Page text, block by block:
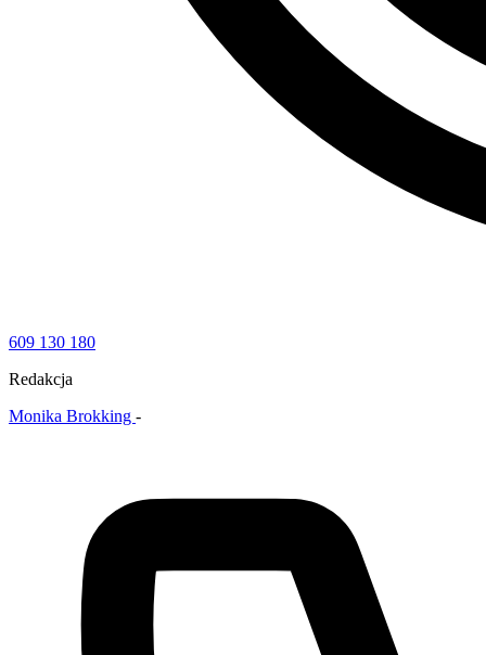
609 130 180
Redakcja
Monika Brokking -